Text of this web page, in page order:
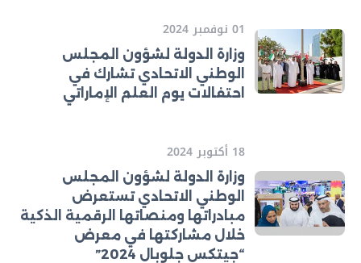
01 نوفمبر 2024
وزارة الدولة لشؤون المجلس
الوطني الاتحادي تشارك في
احتفالات يوم العلم الإماراتي
18 أكتوبر 2024
وزارة الدولة لشؤون المجلس
الوطني الاتحادي تستعرض
مبادراتها ومنصاتها الرقمية الذكية
خلال مشاركتها في معرض
“جيتكس جلوبال 2024”